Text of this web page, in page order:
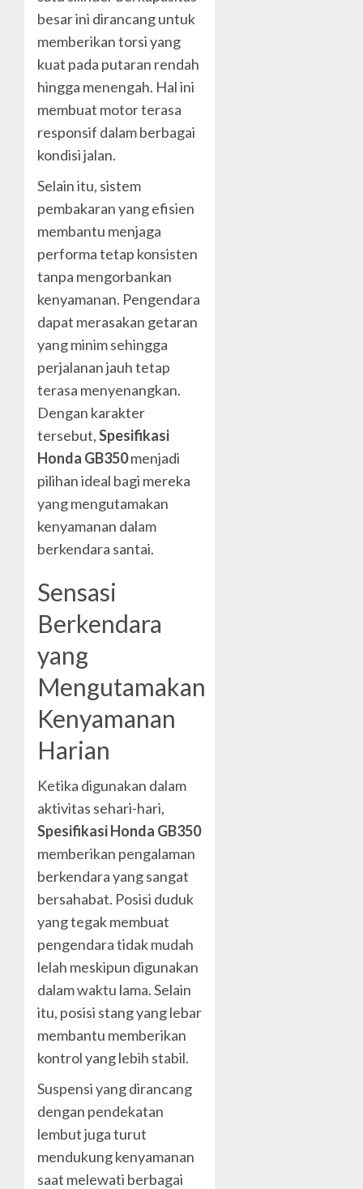
besar ini dirancang untuk
memberikan torsi yang
kuat pada putaran rendah
hingga menengah. Hal ini
membuat motor terasa
responsif dalam berbagai
kondisi jalan.
Selain itu, sistem
pembakaran yang efisien
membantu menjaga
performa tetap konsisten
tanpa mengorbankan
kenyamanan. Pengendara
dapat merasakan getaran
yang minim sehingga
perjalanan jauh tetap
terasa menyenangkan.
Dengan karakter
tersebut,Spesifikasi
Honda GB350menjadi
pilihan ideal bagi mereka
yang mengutamakan
kenyamanan dalam
berkendara santai.
Sensasi
Berkendara
yang
Mengutamakan
Kenyamanan
Harian
Ketika digunakan dalam
aktivitas sehari-hari,
Spesifikasi Honda GB350
memberikan pengalaman
berkendara yang sangat
bersahabat. Posisi duduk
yang tegak membuat
pengendara tidak mudah
lelah meskipun digunakan
dalam waktu lama. Selain
itu, posisi stang yang lebar
membantu memberikan
kontrol yang lebih stabil.
Suspensi yang dirancang
dengan pendekatan
lembut juga turut
mendukung kenyamanan
saat melewati berbagai